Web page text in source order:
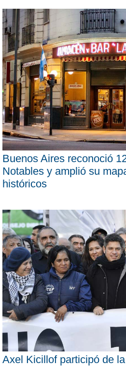
Buenos Aires reconoció
Notables y amplió su
históricos
Axel Kicillof participó de